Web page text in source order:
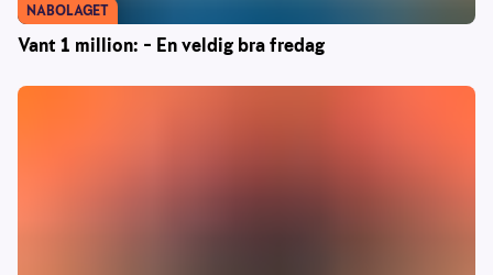
Vant 1 million: – En veldig bra fredag
NABOLAGET